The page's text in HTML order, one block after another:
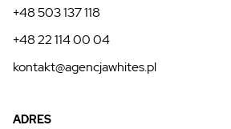
+48 503 137 118
+48 22 114 00 04
kontakt@agencjawhites.pl
ADRES